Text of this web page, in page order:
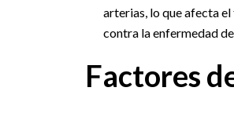
arterias, lo que afecta
contra la enfermedad
Factores